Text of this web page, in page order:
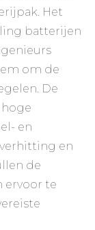
Het
batterijen
om de
De
en
en
de
ervoor te